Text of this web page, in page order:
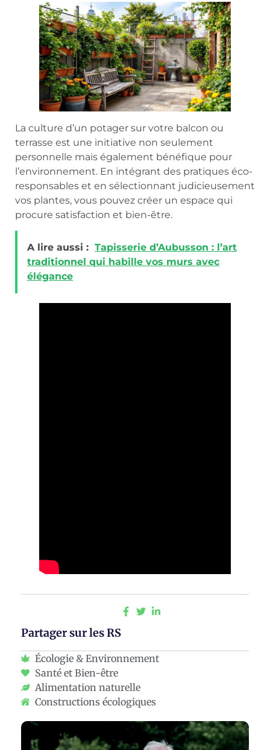
La culture d’un potager sur votre balcon ou
terrasse est une initiative non seulement
personnelle mais également bénéfique pour
l’environnement. En intégrant des pratiques éco-
responsables et en sélectionnant judicieusement
vos plantes, vous pouvez créer un espace qui
procure satisfaction et bien-être.
A lire aussi : Tapisserie d’Aubusson : l’art
traditionnel qui habille vos murs avec
élégance
Partager sur les RS
Écologie & Environnement
Santé et Bien-être
Alimentation naturelle
Constructions écologiques